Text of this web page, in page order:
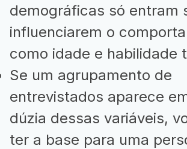
demográficas só entram
influenciarem o
como idade e habilidade
Se um agrupamento de
entrevistados aparece
dúzia dessas variáveis,
ter a base para uma